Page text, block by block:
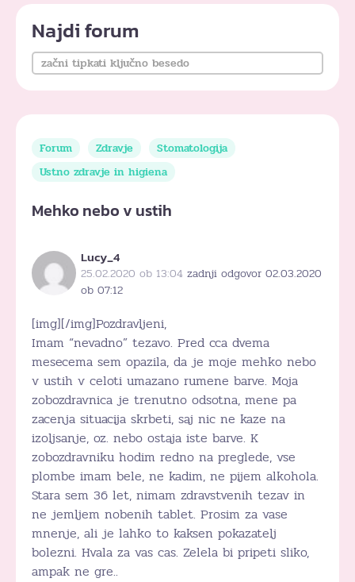
Najdi forum
Forum Zdravje
Stomatologija
Ustno zdravje in higiena
Mehko nebo v ustih
Lucy_4
25.02.2020 ob 13:04 zadnji odgovor 02.03.2020
ob 07:12
[img][/img]Pozdravljeni,
Imam “nevadno” tezavo. Pred cca dvema
mesecema sem opazila, da je moje mehko nebo
v ustih v celoti umazano rumene barve. Moja
zobozdravnica je trenutno odsotna, mene pa
zacenja situacija skrbeti, saj nic ne kaze na
izoljsanje, oz. nebo ostaja iste barve. K
zobozdravniku hodim redno na preglede, vse
plombe imam bele, ne kadim, ne pijem alkohola.
Stara sem 36 let, nimam zdravstvenih tezav in
ne jemljem nobenih tablet. Prosim za vase
mnenje, ali je lahko to kaksen pokazatelj
bolezni. Hvala za vas cas. Zelela bi pripeti sliko,
ampak ne gre..